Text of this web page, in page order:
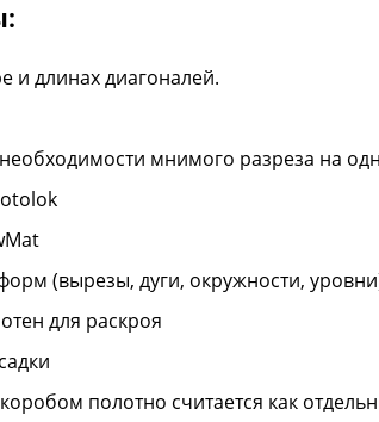
и длинах диагоналей.
мнимого разреза на
(вырезы, дуги, окружности,
для раскроя
полотно считается как